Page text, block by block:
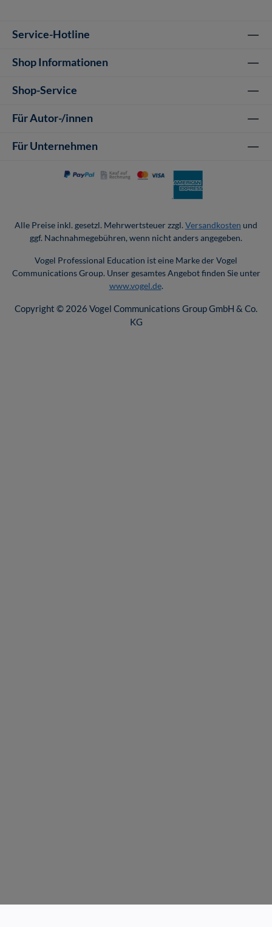
Service-Hotline
Shop Informationen
Shop-Service
Für Autor-/innen
Für Unternehmen
Alle Preise inkl. gesetzl. Mehrwertsteuer zzgl. Versandkosten und
ggf. Nachnahmegebühren, wenn nicht anders angegeben.
Vogel Professional Education ist eine Marke der Vogel
Communications Group. Unser gesamtes Angebot finden Sie unter
www.vogel.de.
Copyright © 2026 Vogel Communications Group GmbH & Co.
KG